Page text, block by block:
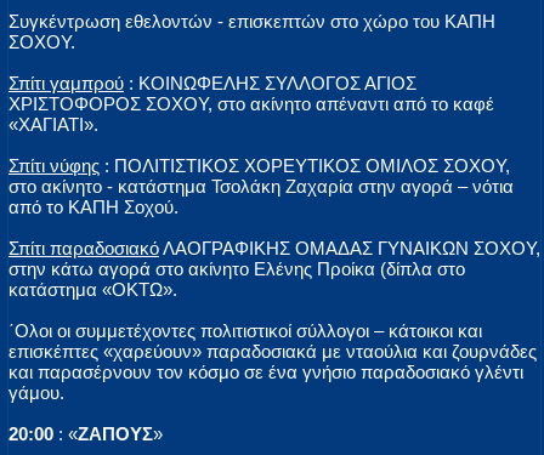
Συγκέντρωση εθελοντών - επισκεπτών στο χώρο του ΚΑΠΗ
ΣΟΧΟΥ.
Σπίτι γαμπρού : ΚΟΙΝΩΦΕΛΗΣ ΣΥΛΛΟΓΟΣ ΑΓΙΟΣ
ΧΡΙΣΤΟΦΟΡΟΣ ΣΟΧΟΥ, στο ακίνητο απέναντι από το καφέ
«ΧΑΓΙΑΤΙ».
Σπίτι νύφης : ΠΟΛΙΤΙΣΤΙΚΟΣ ΧΟΡΕΥΤΙΚΟΣ ΟΜΙΛΟΣ ΣΟΧΟΥ,
στο ακίνητο - κατάστημα Τσολάκη Ζαχαρία στην αγορά – νότια
από το ΚΑΠΗ Σοχού.
Σπίτι παραδοσιακόΛΑΟΓΡΑΦΙΚΗΣ ΟΜΑΔΑΣ ΓΥΝΑΙΚΩΝ ΣΟΧΟΥ,
στην κάτω αγορά στο ακίνητο Ελένης Προίκα (δίπλα στο
κατάστημα «ΟΚΤΩ».
΄Ολοι οι συμμετέχοντες πολιτιστικοί σύλλογοι – κάτοικοι και
επισκέπτες «χαρεύουν» παραδοσιακά με νταούλια και ζουρνάδες
και παρασέρνουν τον κόσμο σε ένα γνήσιο παραδοσιακό γλέντι
γάμου.
20:00 : «ΖΑΠΟΥΣ»